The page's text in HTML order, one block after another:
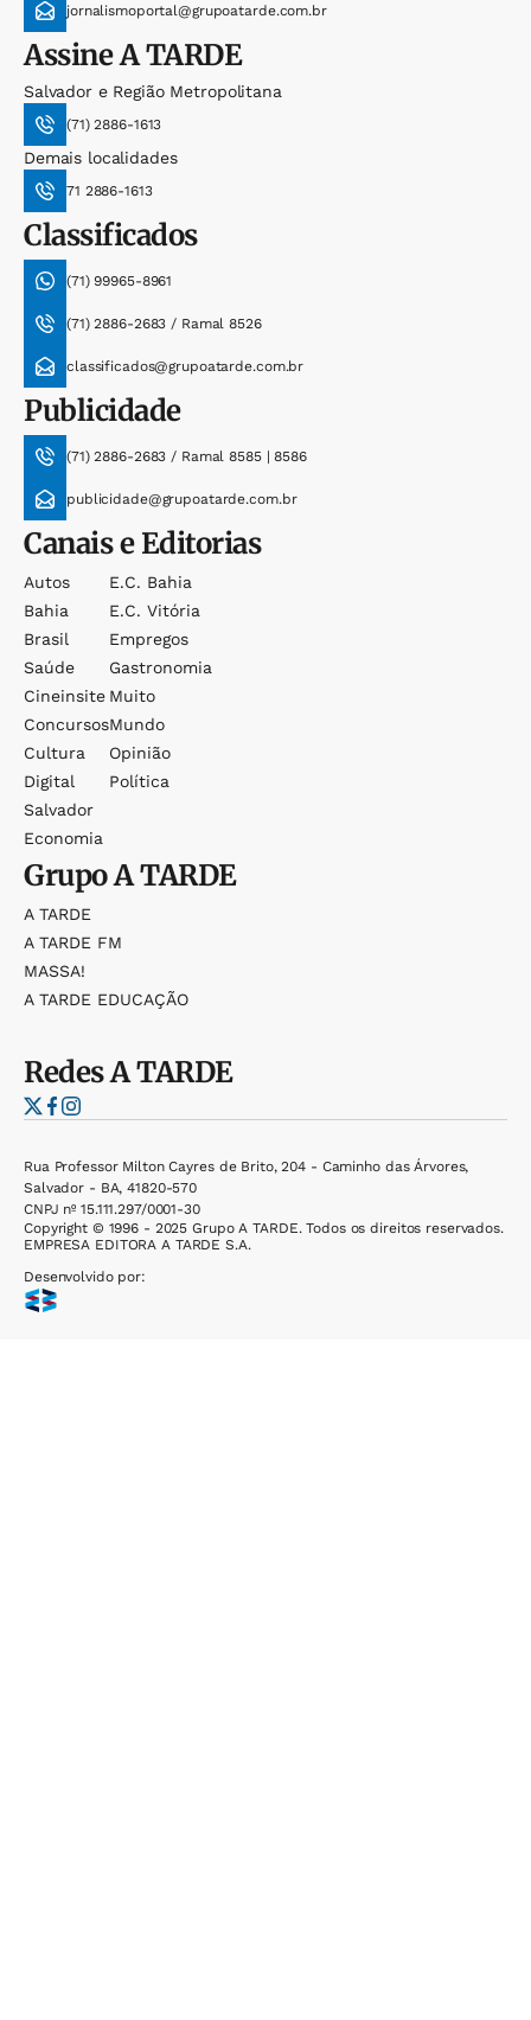
jornalismoportal@grupoatarde.com.br
AssineA TARDE
Salvador e Região Metropolitana
(71) 2886-1613
Demais localidades
71 2886-1613
Classificados
(71) 99965-8961
(71) 2886-2683 / Ramal 8526
classificados@grupoatarde.com.br
Publicidade
(71) 2886-2683 / Ramal 8585 | 8586
publicidade@grupoatarde.com.br
Canais e Editorias
Autos
Bahia
Brasil
Saúde
Cineinsite
Concursos
Cultura
Digital
Salvador
Economia
E.c. Bahia
E.c. Vitória
Empregos
Gastronomia
Muito
Mundo
Opinião
Política
GrupoA TARDE
A TARDE
A TARDE FM
MASSA!
A TARDE EDUCAÇÃO
RedesA TARDE
Rua Professor Milton Cayres de Brito, 204 - Caminho das Árvores,
Salvador - BA, 41820-570
CNPJ nº 15.111.297/0001-30
Copyright © 1996 - 2025 Grupo A TARDE. Todos os direitos reservados.
EMPRESA EDITORA A TARDE S.A.
Desenvolvido por: